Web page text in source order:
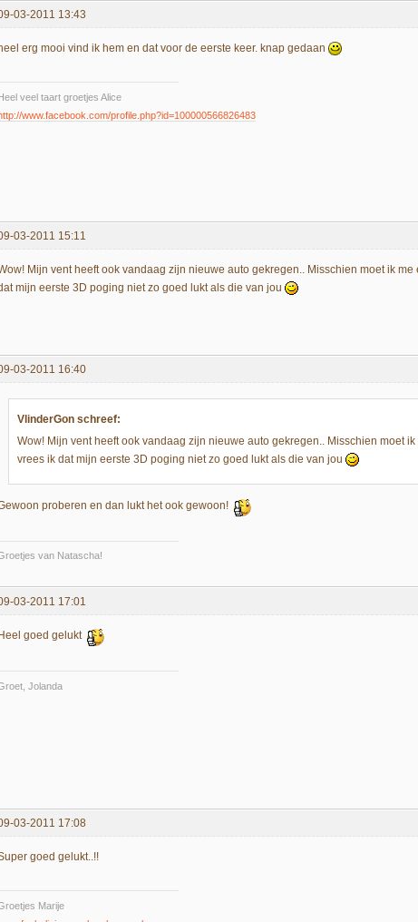
03-2011 13:43
heel erg mooi vind ik hem en dat voor de eerste keer. knap gedaan
veel taart groetjes Alice
www.facebook.com/profile.php?id=100000566826483
03-2011 15:11
Mijn vent heeft ook vandaag zijn nieuwe auto gekregen.. Misschien moet ik
mijn eerste 3D poging niet zo goed lukt als die van jou
03-2011 16:40
VlinderGon schreef:
Wow! Mijn vent heeft ook vandaag zijn nieuwe auto gekregen.. Misschien moet
vrees ik dat mijn eerste 3D poging niet zo goed lukt als die van jou
proberen en dan lukt het ook gewoon!
van Natascha!
03-2011 17:01
goed gelukt
Jolanda
03-2011 17:08
goed gelukt..!!
Marije